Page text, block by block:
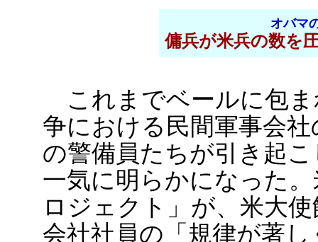
オバマ
傭兵が米兵の数を
これまでベールに包
争における民間軍事会
の警備員たちが引き起
一気に明らかになった
ロジェクト」が、米大
会社社員の「規律が著